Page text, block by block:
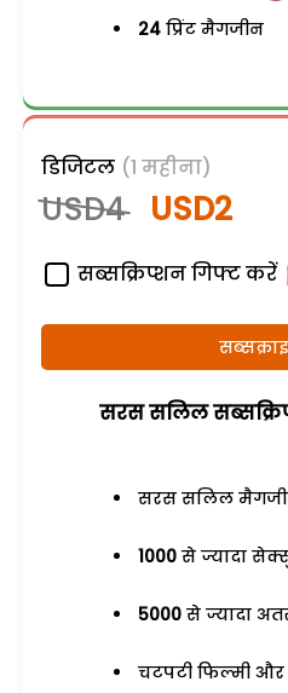
24 प्रिंट मैगजीन
डिजिटल (1 महीना)
USD4 USD2
सब्सक्रिप्शन गिफ्ट करें
सरस सलिल
सरस सलिल
1000 से ज्यादा
5000 से ज्यादा
चटपटी फिल्मी और